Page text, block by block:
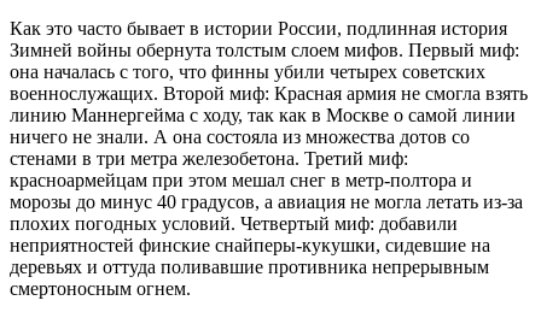
Как это часто бывает в истории России, подлинная история
Зимней войны обернута толстым слоем мифов. Первый миф:
она началась с того, что финны убили четырех советских
военнослужащих. Второй миф: Красная армия не смогла взять
линию Маннергейма с ходу, так как в Москве о самой линии
ничего не знали. А она состояла из множества дотов со
стенами в три метра железобетона. Третий миф:
красноармейцам при этом мешал снег в метр-полтора и
морозы до минус 40 градусов, а авиация не могла летать из-за
плохих погодных условий. Четвертый миф: добавили
неприятностей финские снайперы-кукушки, сидевшие на
деревьях и оттуда поливавшие противника непрерывным
смертоносным огнем.